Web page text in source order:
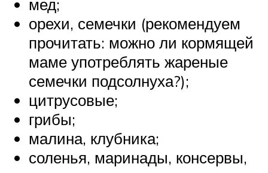
мед;
орехи, семечки (рекомендуем
прочитать: можно ли кормящей
маме употреблять жареные
семечки подсолнуха?);
цитрусовые;
грибы;
малина, клубника;
соленья, маринады, консервы,